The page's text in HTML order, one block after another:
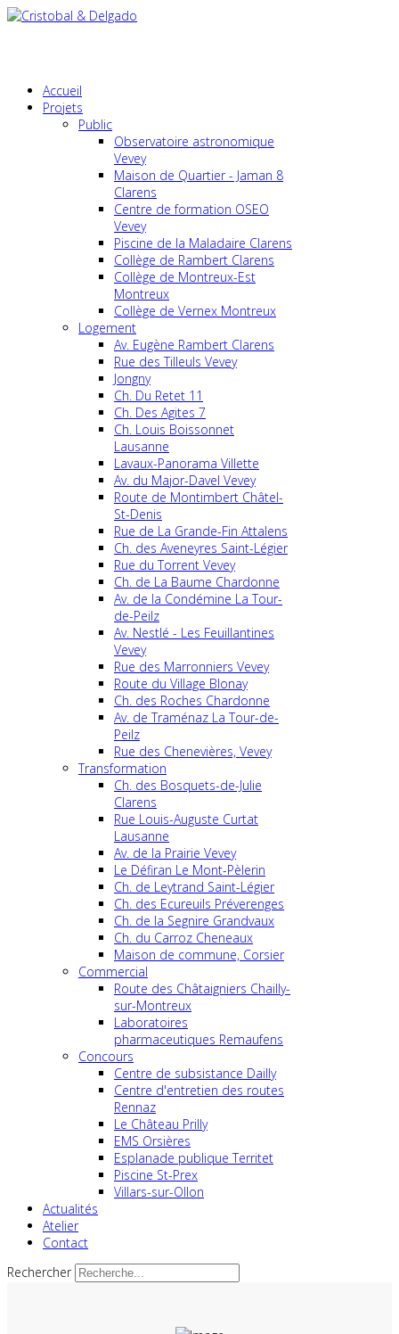
Accueil
Projets
Public
Observatoire astronomique
Vevey
Maison de Quartier - Jaman 8
Clarens
Centre de formation OSEO
Vevey
Piscine de la Maladaire Clarens
Collège de Rambert Clarens
Collège de Montreux-Est
Montreux
Collège de Vernex Montreux
Logement
Av. Eugène Rambert Clarens
Rue des Tilleuls Vevey
Jongny
Ch. Du Retet 11
Ch. Des Agites 7
Ch. Louis Boissonnet
Lausanne
Lavaux-Panorama Villette
Av. du Major-Davel Vevey
Route de Montimbert Châtel-
St-Denis
Rue de La Grande-Fin Attalens
Ch. des Aveneyres Saint-Légier
Rue du Torrent Vevey
Ch. de La Baume Chardonne
Av. de la Condémine La Tour-
de-Peilz
Av. Nestlé - Les Feuillantines
Vevey
Rue des Marronniers Vevey
Route du Village Blonay
Ch. des Roches Chardonne
Av. de Traménaz La Tour-de-
Peilz
Rue des Chenevières, Vevey
Transformation
Ch. des Bosquets-de-Julie
Clarens
Rue Louis-Auguste Curtat
Lausanne
Av. de la Prairie Vevey
Le Défiran Le Mont-Pèlerin
Ch. de Leytrand Saint-Légier
Ch. des Ecureuils Préverenges
Ch. de la Segnire Grandvaux
Ch. du Carroz Cheneaux
Maison de commune, Corsier
Commercial
Route des Châtaigniers Chailly-
sur-Montreux
Laboratoires
pharmaceutiques Remaufens
Concours
Centre de subsistance Dailly
Centre d'entretien des routes
Rennaz
Le Château Prilly
EMS Orsières
Esplanade publique Territet
Piscine St-Prex
Villars-sur-Ollon
Actualités
Atelier
Contact
Rechercher